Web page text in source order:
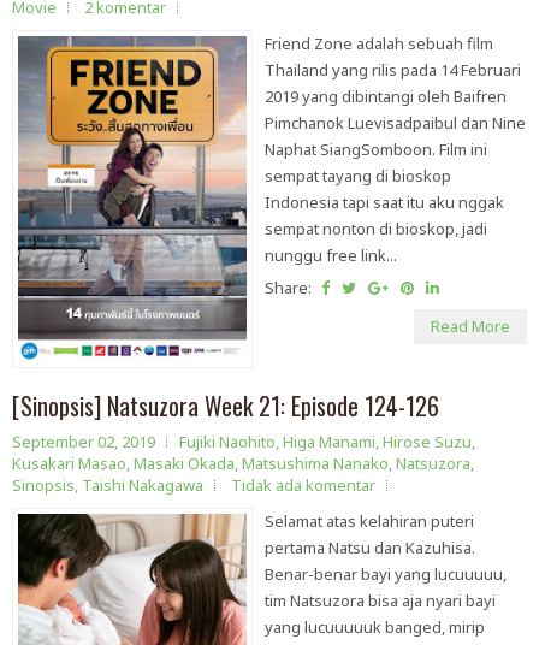
Movie
2 komentar
Friend Zone adalah sebuah film
Thailand yang rilis pada 14 Februari
2019 yang dibintangi oleh Baifren
Pimchanok Luevisadpaibul dan Nine
Naphat SiangSomboon. Film ini
sempat tayang di bioskop
Indonesia tapi saat itu aku nggak
sempat nonton di bioskop, jadi
nunggu free link...
Share:
Read More
[Sinopsis] Natsuzora Week 21: Episode 124-126
September 02, 2019 Fujiki Naohito,Higa Manami,Hirose Suzu,
Kusakari Masao,Masaki Okada,Matsushima Nanako,Natsuzora,
Sinopsis, Taishi Nakagawa
Tidak ada komentar
Selamat atas kelahiran puteri
pertama Natsu dan Kazuhisa.
Benar-benar bayi yang lucuuuuu,
tim Natsuzora bisa aja nyari bayi
yang lucuuuuuk banged, mirip